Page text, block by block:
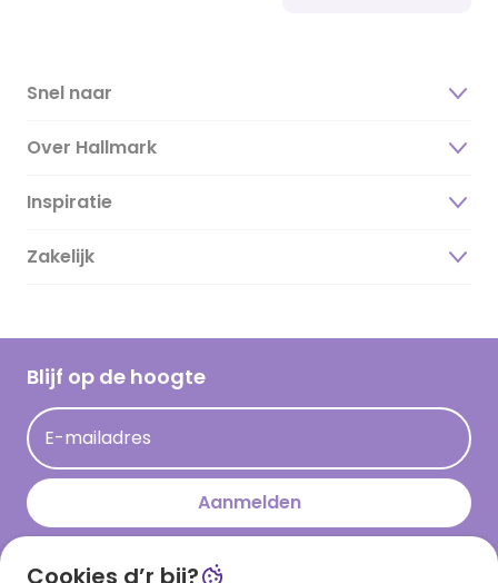
Snel naar
Over Hallmark
Over ons
Duurzaamheid
Hallmark Kaartclub
Acties
Persberichten
Inspiratie
Magazine
Cadeau inspiratie
Op kamp gedichten en versjes
Leuke en grappige op kamp teksten
kamppost inspiratie
Zakelijk
Blijf op de hoogte
E-mailadres
Aanmelden
Cookies d’r bij?